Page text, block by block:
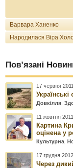
Варвара Ханенко
Народилася Віра
Пов’язані
17 червня
Довкілля ,
11 жовтня
Картина
оцінена у
Культурна ,
17 грудня
Через